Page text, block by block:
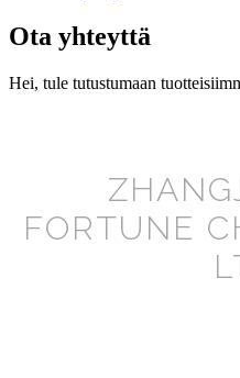
Ota yhteyttä
Hei, tule tutustumaan
FORTUNE